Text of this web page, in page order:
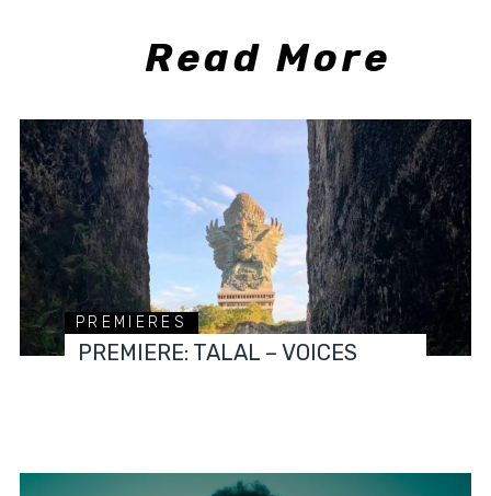
Read More
PREMIERES
PREMIERE: TALAL – VOICES